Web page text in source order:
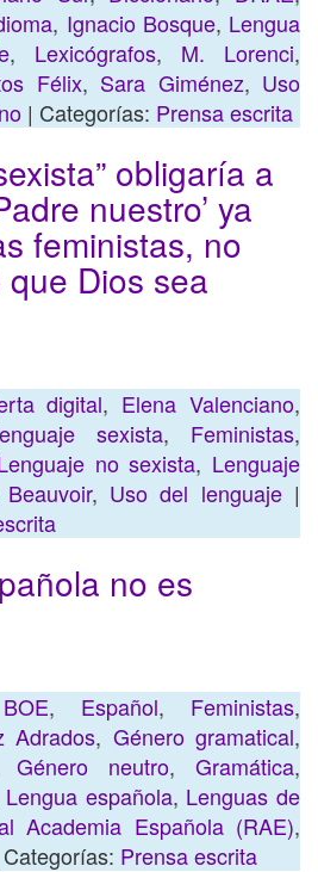
, Ignacio Bosque, Lengua
, Lexicógrafos, M. Lorenci,
Félix, Sara Giménez, Uso
| Categorías: Prensa escrita
obligaría a
nuestro’ ya
feministas, no
Dios sea
digital, Elena Valenciano,
sexista, Feministas,
no sexista, Lenguaje
, Uso del lenguaje|
no es
BOE, Español, Feministas,
Adrados, Género gramatical,
Género neutro, Gramática,
Lengua española, Lenguas de
Academia Española (RAE),
Prensa escrita